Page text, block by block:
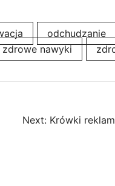
odchudzanie
zdrowe nawyki
Next: Krówki